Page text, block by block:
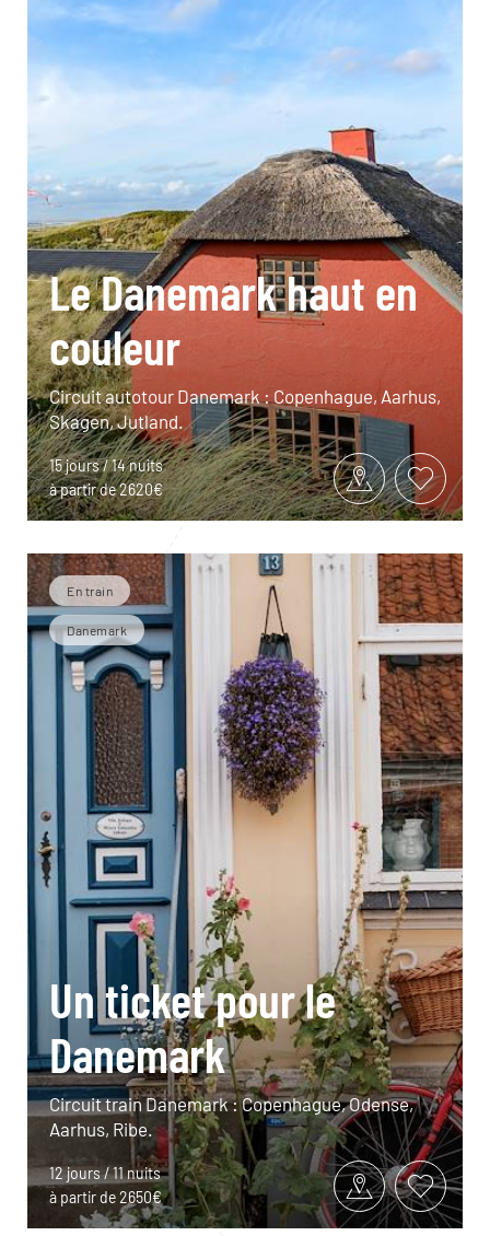
Le Danemark haut en
couleur
Circuit autotour Danemark : Copenhague, Aarhus,
Skagen, Jutland.
15 jours / 14 nuits
à partir de 2620€
En train
Danemark
Un ticket pour le
Danemark
Circuit train Danemark : Copenhague, Odense,
Aarhus, Ribe.
12 jours / 11 nuits
à partir de 2650€